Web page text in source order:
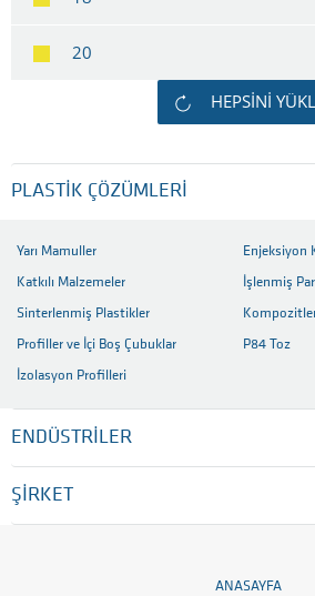
20
HEPSINI
PLASTIK ÇÖZÜMLERI
Yarı Mamuller
Katkılı Malzemeler
Sinterlenmiş Plastikler
Profiller ve İçi Boş Çubuklar
Enjeksiyon
İşlenmiş
P84 Toz
İzolasyon Profilleri
ENDÜSTRİLER
ŞİRKET
ANASAYFA